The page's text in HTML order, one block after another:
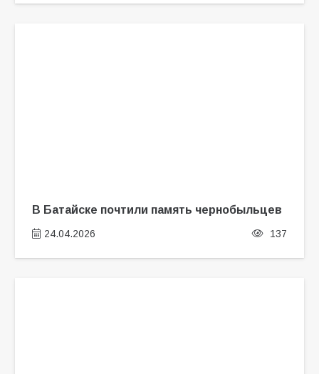
В Батайске почтили память чернобыльцев
24.04.2026 137